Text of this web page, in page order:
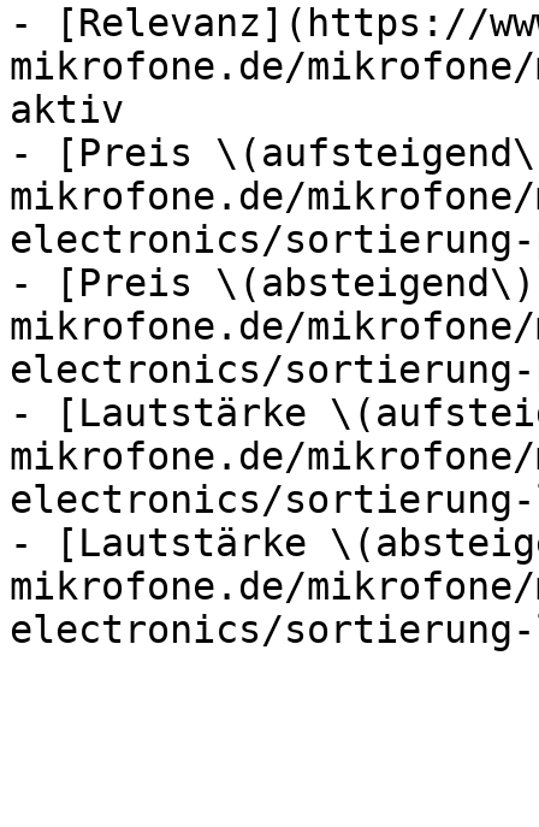
- [Relevanz](https://
mikrofone.de/
aktiv
- [Preis
mikrofone.de/mikrofone/
electronics/
- [Preis
mikrofone.de/mikrofone/
electronics/
- [Lautstärke
mikrofone.de/mikrofone/
electronics/
- [Lautstärke
mikrofone.de/mikrofone/